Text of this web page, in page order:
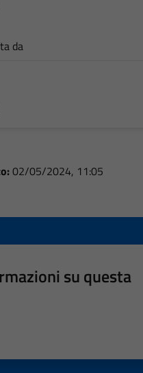
da
02/05/2024, 11:05
su questa